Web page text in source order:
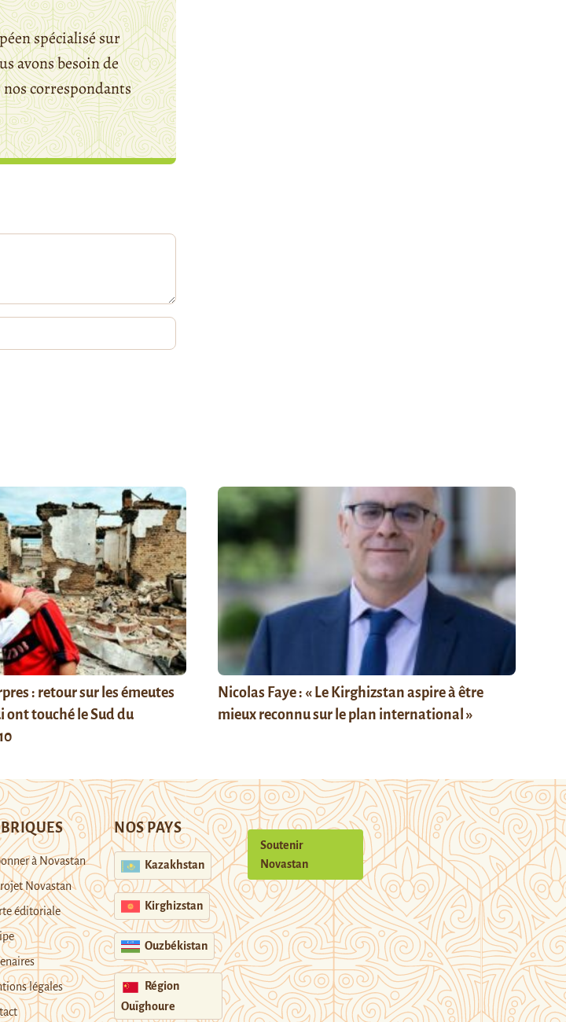
spécialisé sur
avons besoin de
correspondants
: retour sur les émeutes
touché le Sud du
Nicolas Faye : « Le Kirghizstan aspire à être
mieux reconnu sur le plan international »
à Novastan
Novastan
éditoriale
légales
NOS PAYS
Kazakhstan
Kirghizstan
Ouzbékistan
Région
Ouïghoure
Soutenir
Novastan